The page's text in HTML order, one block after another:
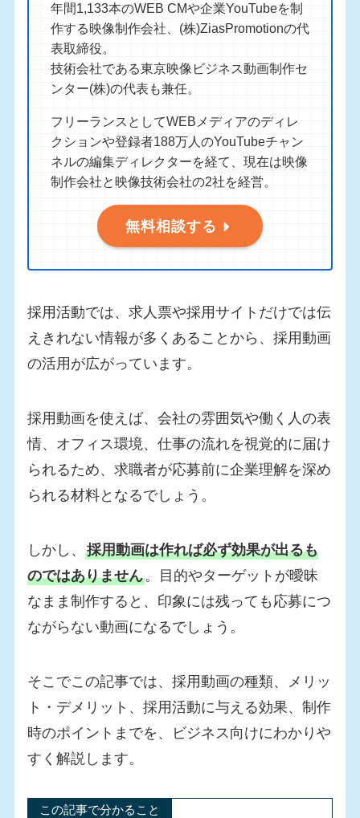
年間1,133本のWEB CMや企業YouTubeを制
作する映像制作会社、(株)ZiasPromotionの代
表取締役。
技術会社である東京映像ビジネス動画制作セ
ンター(株)の代表も兼任。
フリーランスとしてWEBメディアのディレ
クションや登録者188万人のYouTubeチャン
ネルの編集ディレクターを経て、現在は映像
制作会社と映像技術会社の2社を経営。
無料相談する
採用活動では、求人票や採用サイトだけでは伝
えきれない情報が多くあることから、採用動画
の活用が広がっています。
採用動画を使えば、会社の雰囲気や働く人の表
情、オフィス環境、仕事の流れを視覚的に届け
られるため、求職者が応募前に企業理解を深め
られる材料となるでしょう。
しかし、採用動画は作れば必ず効果が出るも
のではありません。目的やターゲットが曖昧
なまま制作すると、印象には残っても応募につ
ながらない動画になるでしょう。
そこでこの記事では、採用動画の種類、メリッ
ト・デメリット、採用活動に与える効果、制作
時のポイントまでを、ビジネス向けにわかりや
すく解説します。
この記事で分かること